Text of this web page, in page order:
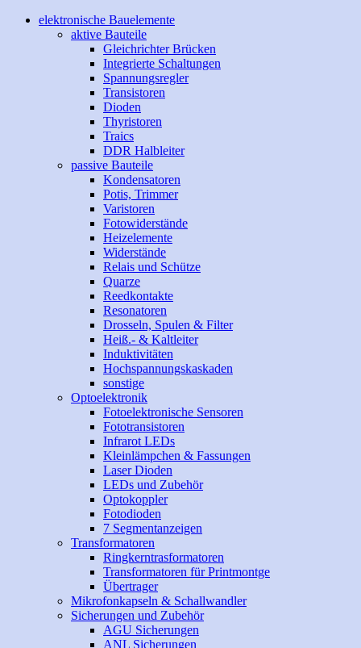
elektronische Bauelemente
aktive Bauteile
Gleichrichter Brücken
Integrierte Schaltungen
Spannungsregler
Transistoren
Dioden
Thyristoren
Traics
DDR Halbleiter
passive Bauteile
Kondensatoren
Potis, Trimmer
Varistoren
Fotowiderstände
Heizelemente
Widerstände
Relais und Schütze
Quarze
Reedkontakte
Resonatoren
Drosseln, Spulen & Filter
Heiß.- & Kaltleiter
Induktivitäten
Hochspannungskaskaden
sonstige
Optoelektronik
Fotoelektronische Sensoren
Fototransistoren
Infrarot LEDs
Kleinlämpchen & Fassungen
Laser Dioden
LEDs und Zubehör
Optokoppler
Fotodioden
7 Segmentanzeigen
Transformatoren
Ringkerntrasformatoren
Transformatoren für Printmontge
Übertrager
Mikrofonkapseln & Schallwandler
Sicherungen und Zubehör
AGU Sicherungen
ANL Sicherungen